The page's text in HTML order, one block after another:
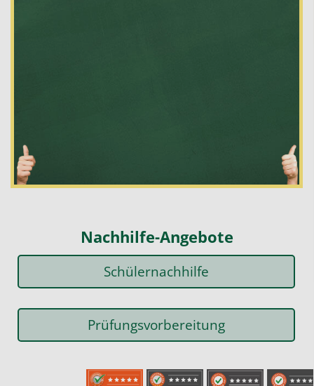
Nachhilfe-Angebote
Schülernachhilfe
Prüfungsvorbereitung